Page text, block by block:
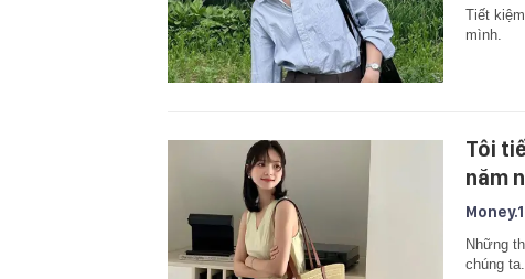
Tiết
mình.
Tôi
năm
Những
chúng ta.